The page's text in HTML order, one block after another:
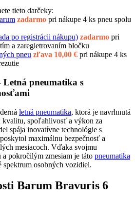
tieto darčeky:
zadarmo pri nákupe 4 ks pneu spolu
po registrácii nákupu) zadarmo pri
a zaregietrovaním bločku
pneu zľava 10,00 € pri nákupe 4 ks
pneumatika s
letná pneumatika, ktorá je navrhnutá
spoľahlivosť a výkon za
spája inovatívne technológie s
maximálnu bezpečnosť a
mesiacoch. Vďaka svojmu
pokročilým zmesiam je táto pneumatika
osobných vozidiel.
Barum Bravuris 6